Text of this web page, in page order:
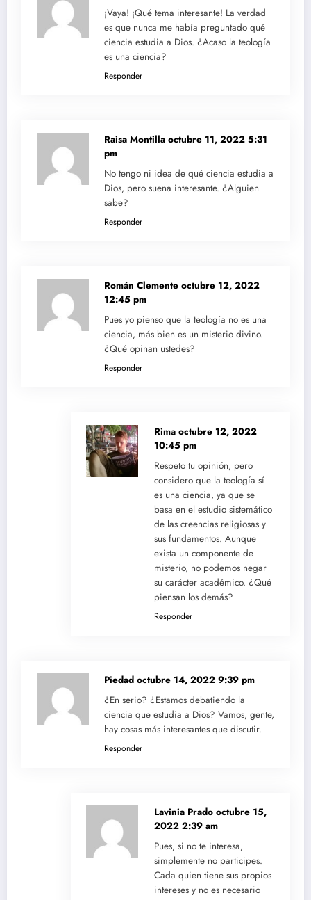
¡Vaya! ¡Qué tema interesante! La verdad
es que nunca me había preguntado qué
ciencia estudia a Dios. ¿Acaso la teología
es una ciencia?
Responder
Raisa Montilla octubre 11, 2022 5:31
pm
No tengo ni idea de qué ciencia estudia a
Dios, pero suena interesante. ¿Alguien
sabe?
Responder
Román Clemente octubre 12, 2022
12:45 pm
Pues yo pienso que la teología no es una
ciencia, más bien es un misterio divino.
¿Qué opinan ustedes?
Responder
Rima octubre 12, 2022
10:45 pm
Respeto tu opinión, pero
considero que la teología sí
es una ciencia, ya que se
basa en el estudio sistemático
de las creencias religiosas y
sus fundamentos. Aunque
exista un componente de
misterio, no podemos negar
su carácter académico. ¿Qué
piensan los demás?
Responder
Piedad octubre 14, 2022 9:39 pm
¿En serio? ¿Estamos debatiendo la
ciencia que estudia a Dios? Vamos, gente,
hay cosas más interesantes que discutir.
Responder
Lavinia Prado octubre 15,
2022 2:39 am
Pues, si no te interesa,
simplemente no participes.
Cada quien tiene sus propios
intereses y no es necesario